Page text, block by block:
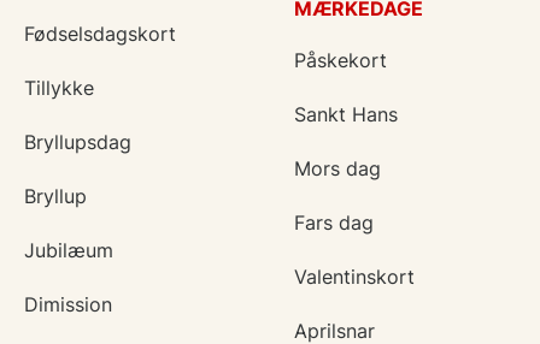
Fødselsdagskort
Tillykke
Bryllupsdag
Bryllup
Jubilæum
Dimission
MÆRKEDAGE
Påskekort
Sankt Hans
Mors dag
Fars dag
Valentinskort
Aprilsnar